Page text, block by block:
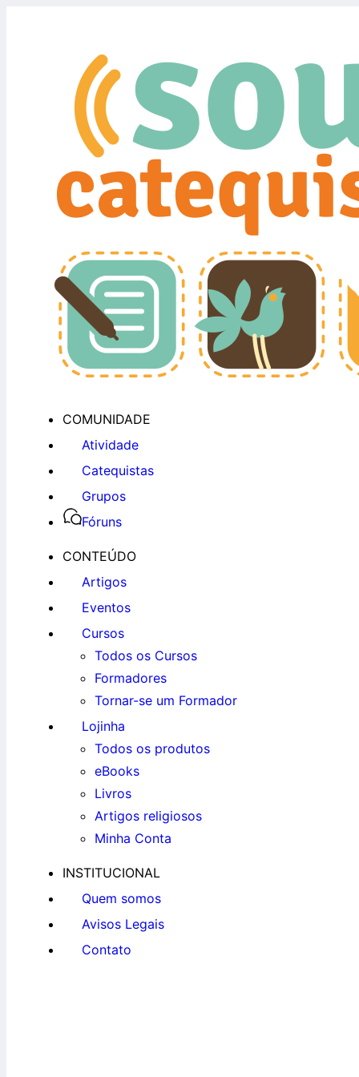
COMUNIDADE
Atividade
Catequistas
Grupos
Fóruns
CONTEÚDO
Artigos
Eventos
Cursos
Todos os Cursos
Formadores
Tornar-se um Formador
Lojinha
Todos os produtos
eBooks
Livros
Artigos religiosos
Minha Conta
INSTITUCIONAL
Quem somos
Avisos Legais
Contato